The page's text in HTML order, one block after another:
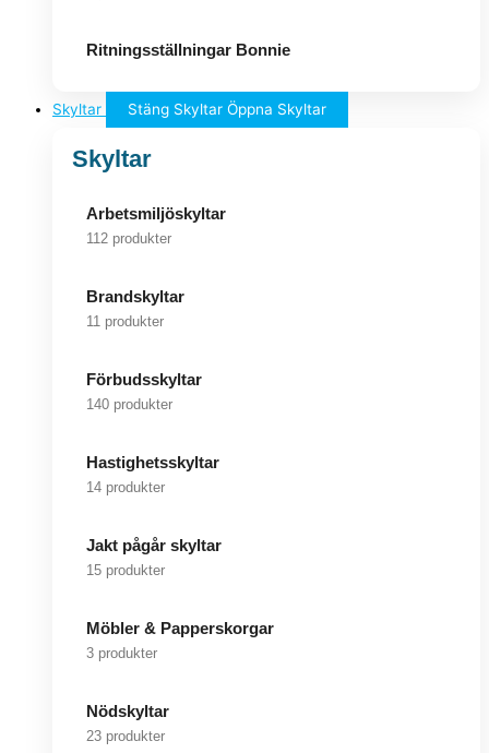
Ritningsställningar Bonnie
Skyltar Stäng Skyltar Öppna Skyltar
Skyltar
Arbetsmiljöskyltar
112 produkter
Brandskyltar
11 produkter
Förbudsskyltar
140 produkter
Hastighetsskyltar
14 produkter
Jakt pågår skyltar
15 produkter
Möbler & Papperskorgar
3 produkter
Nödskyltar
23 produkter